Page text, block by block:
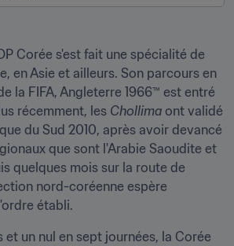
Corée s'est fait une spécialité de
en Asie et ailleurs. Son parcours en
la FIFA, Angleterre 1966™ est entré
récemment, les Chollima ont validé
du Sud 2010, après avoir devancé
que sont l'Arabie Saoudite et
quelques mois sur la route de
nord-coréenne espère
établi.
un nul en sept journées, la Corée